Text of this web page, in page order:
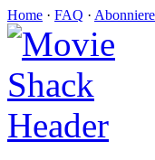
Home · FAQ ·